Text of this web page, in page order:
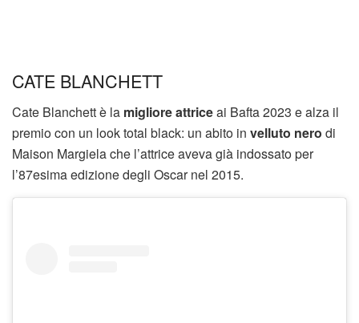
CATE BLANCHETT
Cate Blanchett è la migliore attriceai Bafta 2023 e alza il
premio con un look total black: un abito in velluto nero di
Maison Margiela che l’attrice aveva già indossato per
l’87esima edizione degli Oscar nel 2015.